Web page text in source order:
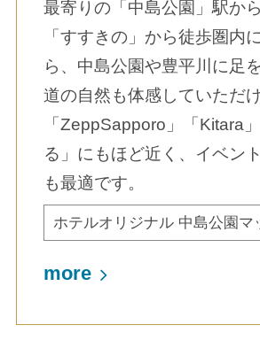
最寄りの「中島公園」駅か
「すすきの」から徒歩圏内
ら、中島公園や豊平川に足
道の自然も体感していただけ
「ZeppSapporo」「Kitara
る」にもほど近く、イベン
も最適です。
ホテルオリジナル 中島公園マ
more